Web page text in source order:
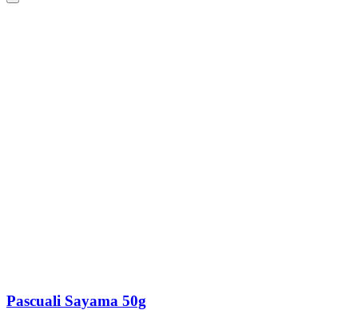
Pascuali Sayama 50g